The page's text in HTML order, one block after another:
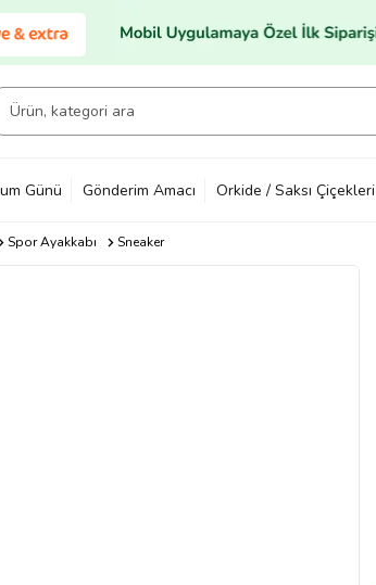
Günü Gönderim Amacı Orkide / Saksı Çiçekleri
Spor Ayakkabı Sneaker